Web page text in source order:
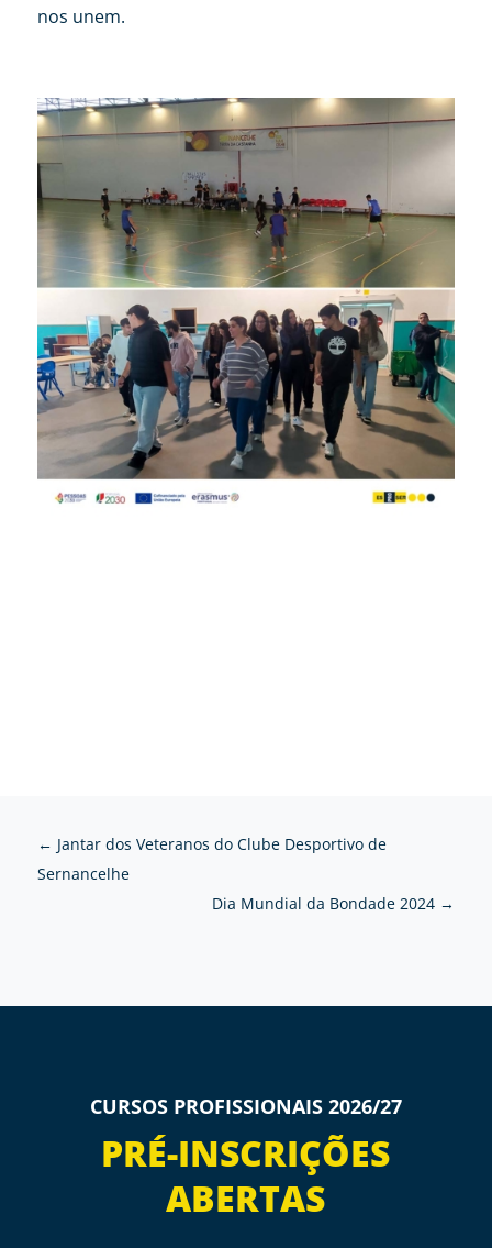
nos unem.
← Jantar dos Veteranos do Clube Desportivo de
Sernancelhe
Dia Mundial da Bondade 2024 →
CURSOS PROFISSIONAIS 2026/27
PRÉ-INSCRIÇÕES
ABERTAS